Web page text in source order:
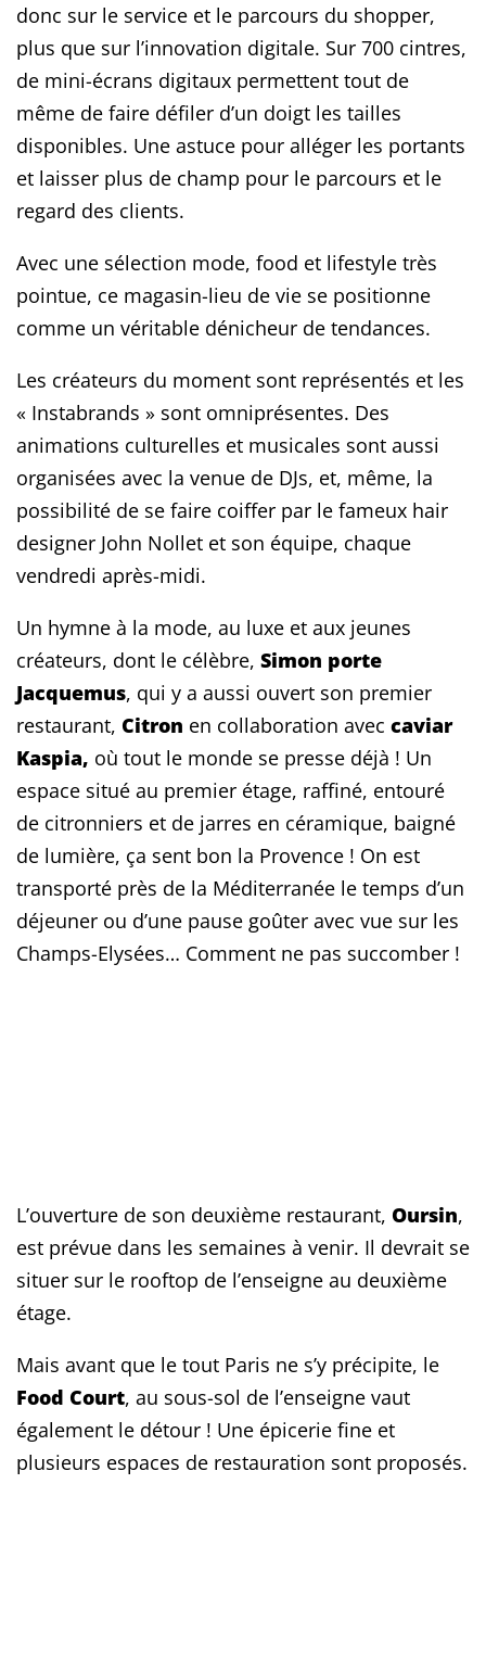
donc sur le service et le parcours du shopper,
plus que sur l’innovation digitale. Sur 700 cintres,
de mini-écrans digitaux permettent tout de
même de faire défiler d’un doigt les tailles
disponibles. Une astuce pour alléger les portants
et laisser plus de champ pour le parcours et le
regard des clients.
Avec une sélection mode, food et lifestyle très
pointue, ce magasin-lieu de vie se positionne
comme un véritable dénicheur de tendances.
Les créateurs du moment sont représentés et les
« Instabrands » sont omniprésentes. Des
animations culturelles et musicales sont aussi
organisées avec la venue de DJs, et, même, la
possibilité de se faire coiffer par le fameux hair
designer John Nollet et son équipe, chaque
vendredi après-midi.
Un hymne à la mode, au luxe et aux jeunes
créateurs, dont le célèbre, Simon porte
Jacquemus, qui y a aussi ouvert son premier
restaurant, Citron en collaboration avec caviar
Kaspia, où tout le monde se presse déjà ! Un
espace situé au premier étage, raffiné, entouré
de citronniers et de jarres en céramique, baigné
de lumière, ça sent bon la Provence ! On est
transporté près de la Méditerranée le temps d’un
déjeuner ou d’une pause goûter avec vue sur les
Champs-Elysées… Comment ne pas succomber !
L’ouverture de son deuxième restaurant, Oursin,
est prévue dans les semaines à venir. Il devrait se
situer sur le rooftop de l’enseigne au deuxième
étage.
Mais avant que le tout Paris ne s’y précipite, le
Food Court, au sous-sol de l’enseigne vaut
également le détour ! Une épicerie fine et
plusieurs espaces de restauration sont proposés.